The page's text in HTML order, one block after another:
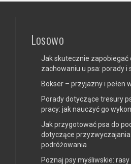
Losowo
Jak skutecznie zapobiegać
zachowaniu u psa: porady i
Bokser – przyjazny i pełen
Porady dotyczące tresury
pracy: jak nauczyć go
Jak przygotować psa do
dotyczące przyzwyczajania
podróżowania
Poznaj psy myśliwskie: